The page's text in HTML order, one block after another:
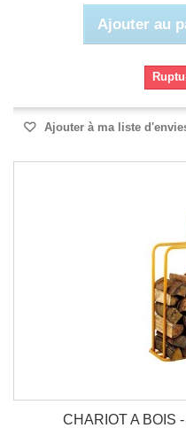
Ajouter au
Ajouter à ma liste
CHARIOT A BOIS